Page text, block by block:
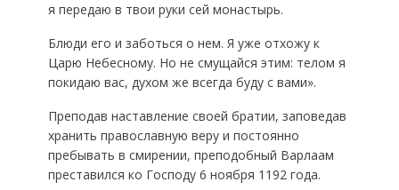
я передаю в твои руки сей монастырь.
Блюди его и заботься о нем. Я уже отхожу к
Царю Небесному. Но не смущайся этим: телом я
покидаю вас, духом же всегда буду с вами».
Преподав наставление своей братии, заповедав
хранить православную веру и постоянно
пребывать в смирении, преподобный Варлаам
преставился ко Господу 6 ноября 1192 года.